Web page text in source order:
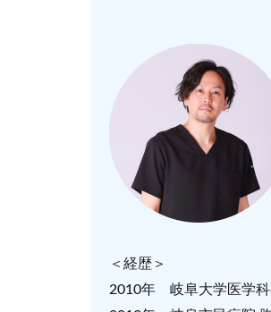
＜経歴＞
2010年 岐阜大学医学科